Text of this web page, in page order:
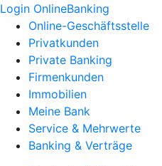
Login OnlineBanking
Online-Geschäftsstelle
Privatkunden
Private Banking
Firmenkunden
Immobilien
Meine Bank
Service & Mehrwerte
Banking & Verträge